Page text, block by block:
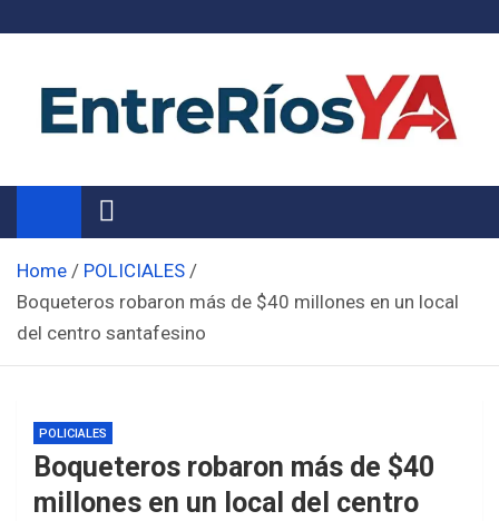
Noticias de Entre Ríos
Información de toda la provincia ahora
Home
POLICIALES
Boqueteros robaron más de $40 millones en un local
del centro santafesino
POLICIALES
Boqueteros robaron más de $40
millones en un local del centro